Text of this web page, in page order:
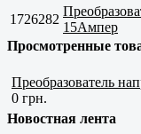
1726282
15Ампер
Просмотренные
Преобразователь
0 грн.
Новостная лента